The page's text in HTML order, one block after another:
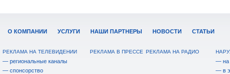
О КОМПАНИИ УСЛУГИ НАШИ ПАРТНЕРЫ НОВОСТИ СТАТЬИ
РЕКЛАМА НА ТЕЛЕВИДЕНИИ
— региональные каналы
— спонсорство
РЕКЛАМА В ПРЕССЕ РЕКЛАМА НА РАДИО
— на
— в